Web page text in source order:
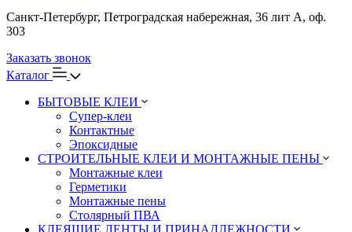
Санкт-Петербург, Петроградская набережная, 36 лит А, оф.
303
Заказать звонок
Каталог
БЫТОВЫЕ КЛЕИ
Супер-клеи
Контактные
Эпоксидные
СТРОИТЕЛЬНЫЕ КЛЕИ И МОНТАЖНЫЕ ПЕНЫ
Монтажные клеи
Герметики
Монтажные пены
Столярный ПВА